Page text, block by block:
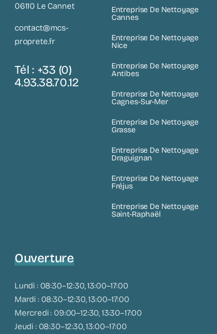
06110 Le Cannet
contact@mcs-
proprete.fr
Tél : +33 (0)
4.93.38.70.12
Ouverture
Lundi : 08:30–12:30, 13:00–17:00
Mardi : 08:30–12:30, 13:00–17:00
Mercredi : 09:00–12:30, 13:30–17:00
Jeudi : 08:30–12:30, 13:00–17:00
Entreprise De Nettoyage
Cannes
Entreprise De Nettoyage
Nice
Entreprise De Nettoyage
Antibes
Entreprise De Nettoyage
Cagnes-Sur-Mer
Entreprise De Nettoyage
Grasse
Entreprise De Nettoyage
Draguignan
Entreprise De Nettoyage
Fréjus
Entreprise De Nettoyage
Saint-Raphaël